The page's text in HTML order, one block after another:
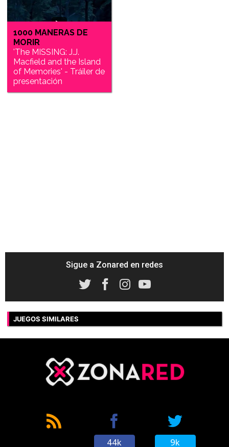
1000 MANERAS DE
MORIR
'The MISSING: J.J.
Macfield and the Island
of Memories' - Tráiler de
presentación
Sigue a Zonared en redes
JUEGOS SIMILARES
44k 9k